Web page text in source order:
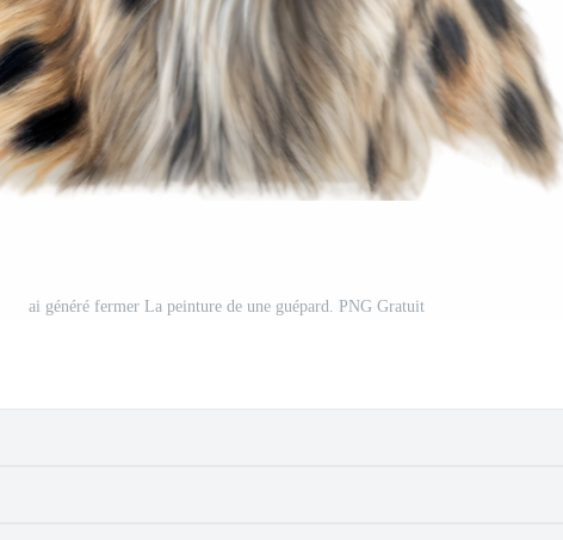
ai généré fermer La peinture de une guépard. PNG Gratuit